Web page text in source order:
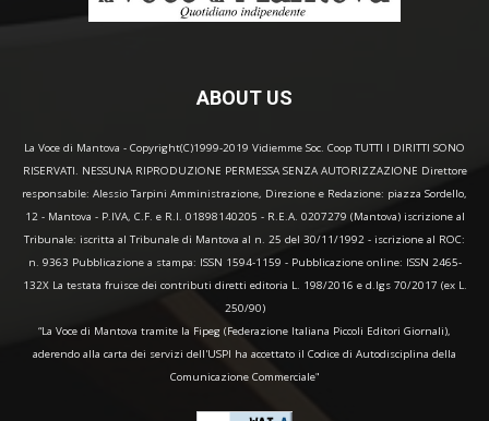
ABOUT US
La Voce di Mantova - Copyright(C)1999-2019 Vidiemme Soc. Coop TUTTI I DIRITTI SONO
RISERVATI. NESSUNA RIPRODUZIONE PERMESSA SENZA AUTORIZZAZIONE Direttore
responsabile: Alessio Tarpini Amministrazione, Direzione e Redazione: piazza Sordello,
12 - Mantova - P.IVA, C.F. e R.I. 01898140205 - R.E.A. 0207279 (Mantova) iscrizione al
Tribunale: iscritta al Tribunale di Mantova al n. 25 del 30/11/1992 - iscrizione al ROC:
n. 9363 Pubblicazione a stampa: ISSN 1594-1159 - Pubblicazione online: ISSN 2465-
132X La testata fruisce dei contributi diretti editoria L. 198/2016 e d.lgs 70/2017 (ex L.
250/90)
“La Voce di Mantova tramite la Fipeg (Federazione Italiana Piccoli Editori Giornali),
aderendo alla carta dei servizi dell'USPI ha accettato il Codice di Autodisciplina della
Comunicazione Commerciale"